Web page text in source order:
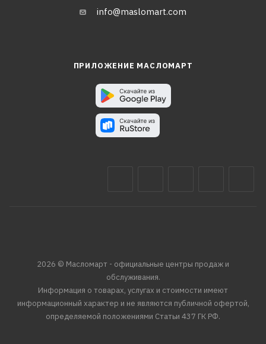
info@maslomart.com
ПРИЛОЖЕНИЕ МАСЛОМАРТ
2026 © Масломарт - официальные центры продаж и
обслуживания.
Информация о товарах, услугах и стоимости имеют
информационный характер и не являются публичной офертой,
определяемой положениями Статьи 437 ГК РФ.